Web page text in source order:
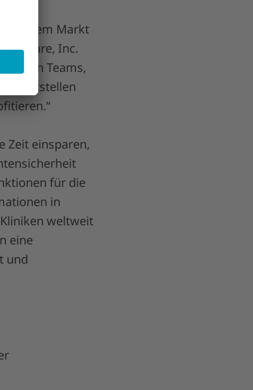
auf dem Markt
Inc.
Teams,
bereitstellen
Zeit einsparen,
für die
in
weltweit
eine
und